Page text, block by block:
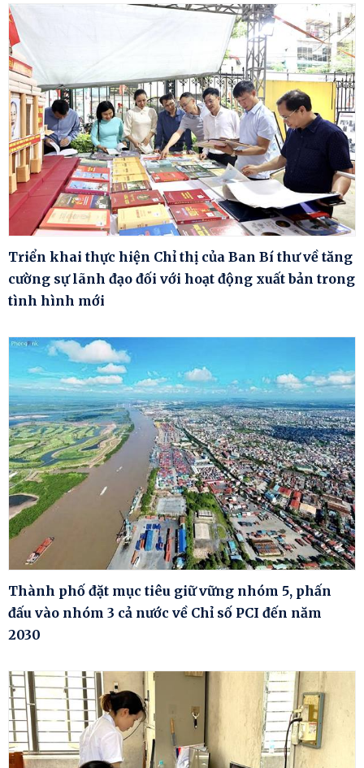
Triển khai thực hiện Chỉ thị của Ban Bí thư về tăng
cường sự lãnh đạo đối với hoạt động xuất bản trong
tình hình mới
Thành phố đặt mục tiêu giữ vững nhóm 5, phấn
đấu vào nhóm 3 cả nước về Chỉ số PCI đến năm
2030